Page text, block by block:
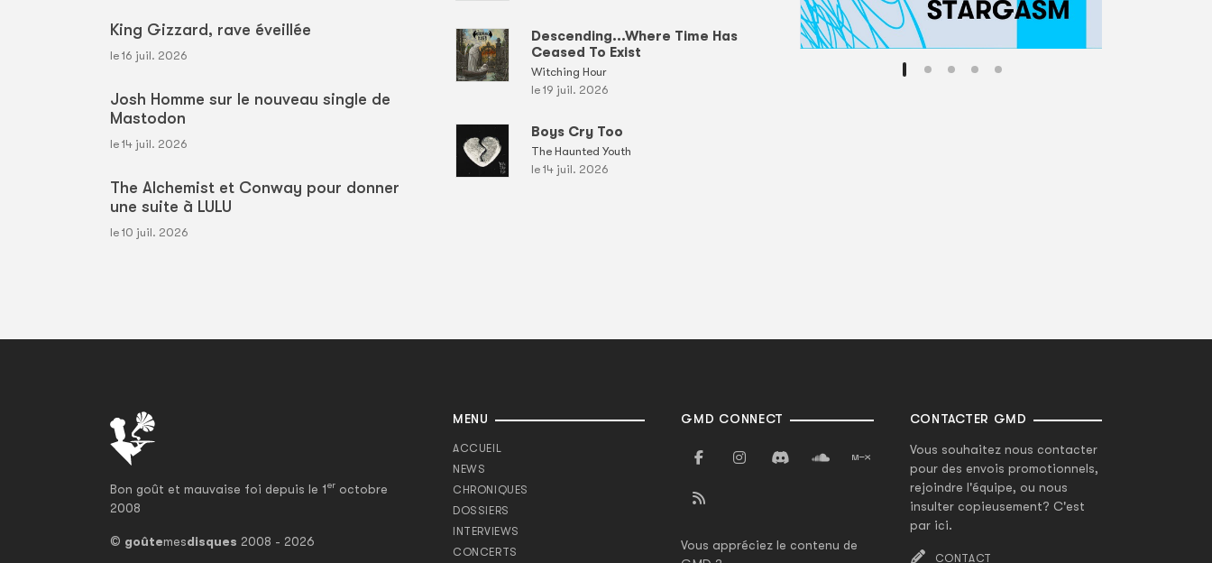
King Gizzard, rave éveillée
le 16 juil. 2026
Josh Homme sur le nouveau single de
Mastodon
le 14 juil. 2026
The Alchemist et Conway pour donner
une suite à LULU
le 10 juil. 2026
Descending...Where Time Has
Ceased To Exist
Witching Hour
le 19 juil. 2026
Boys Cry Too
The Haunted Youth
le 14 juil. 2026
Bon goût et mauvaise foi depuis le 1er octobre
2008
© goûtemesdisques 2008 - 2026
MENU
ACCUEIL
NEWS
CHRONIQUES
DOSSIERS
INTERVIEWS
CONCERTS
GMD CONNECT
Vous appréciez le contenu de
CONTACTER GMD
Vous souhaitez nous contacter
pour des envois promotionnels,
rejoindre l'équipe, ou nous
insulter copieusement? C'est
par ici.
CONTACT